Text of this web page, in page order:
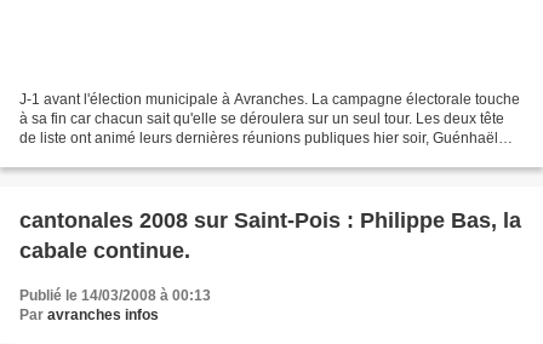
J-1 avant l'élection municipale à Avranches. La campagne électorale touche
à sa fin car chacun sait qu'elle se déroulera sur un seul tour. Les deux tête
de liste ont animé leurs dernières réunions publiques hier soir, Guénhaël
cantonales 2008 sur Saint-Pois : Philippe Bas, la
cabale continue.
Publié le 14/03/2008 à 00:13
Par avranches infos